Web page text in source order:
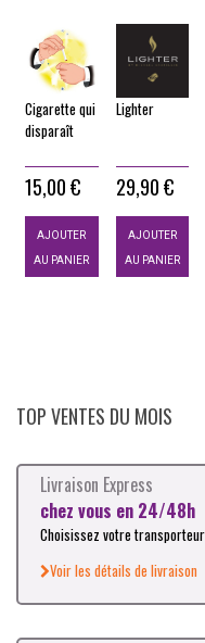
TOP VENTES DU MOIS
Livraison Express
chez vous en 24/48h
Choisissez votre
Voir les détails de livraison
Cigarette qui
disparaît
15,00 €
AJOUTER
AU PANIER
Lighter
29,90 €
AJOUTER
AU PANIER